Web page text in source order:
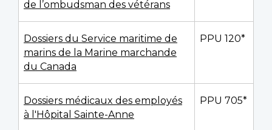
de l’ombudsman des vétérans
Dossiers du Service maritime de
marins de la Marine marchande
du Canada
PPU 120*
Dossiers médicaux des employés
à l'Hôpital Sainte-Anne
PPU 705*